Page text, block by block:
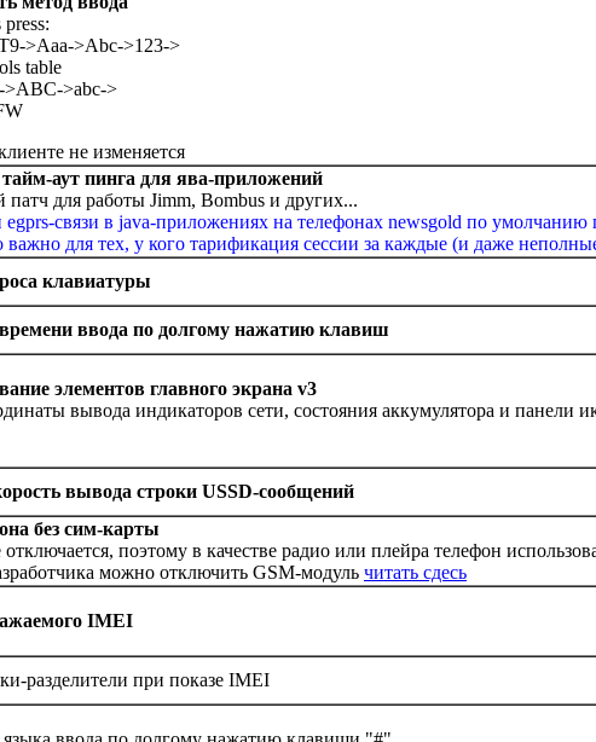
>Aaa->Abc->123->
table
>ABC->abc->
не изменяется
аут пинга для ява-приложений
для работы Jimm, Bombus и других...
egprs-связи в java-приложениях на телефонах newsgold по умолчанию
важно для тех, у кого тарификация сессии за каждые (и даже
клавиатуры
ввода по долгому нажатию клавиш
элементов главного экрана v3
вывода индикаторов сети, состояния аккумулятора и
вывода строки USSD-сообщений
без сим-карты
поэтому в качестве радио или плейра телефон
можно отключить GSM-модуль читать сдесь
IMEI
разделители при показе IMEI